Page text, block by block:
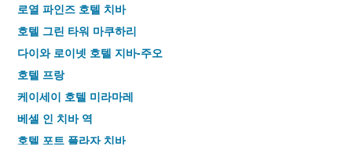
로열 파인즈 호텔 치바
호텔 그린 타워 마쿠하리
다이와 로이넷 호텔 지바-주오
호텔 프랑
케이세이 호텔 미라마레
베셀 인 치바 역
호텔 포트 플라자 치바